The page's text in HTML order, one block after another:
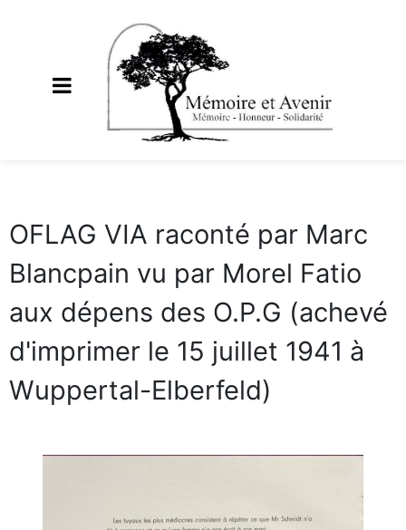
OFLAG VIA raconté par Marc
Blancpain vu par Morel Fatio
aux dépens des O.P.G (achevé
d'imprimer le 15 juillet 1941 à
Wuppertal-Elberfeld)